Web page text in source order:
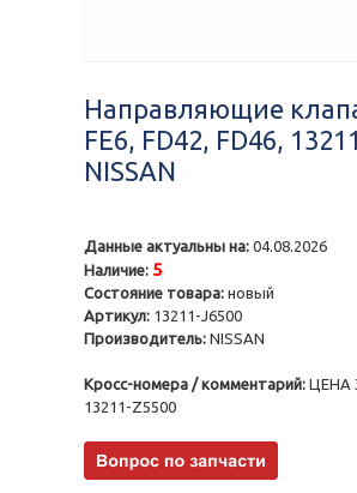
Направляющие
FE6, FD42, FD46,
NISSAN
Данные актуальны на: 04.08.2026
Наличие: 5
Состояние товара: новый
Артикул: 13211-J6500
Производитель: NISSAN
Кросс-номера / комментарий: ЦЕНА
13211-Z5500